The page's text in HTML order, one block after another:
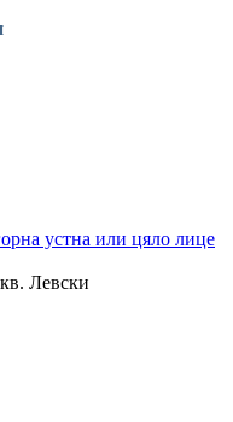
устна или цяло лице
кв. Левски